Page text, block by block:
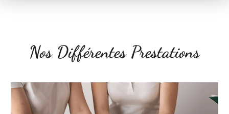
Nos Différentes Prestations